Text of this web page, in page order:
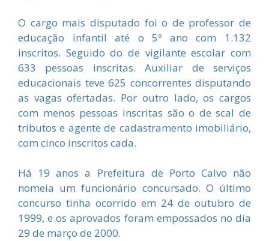
O cargo mais disputado foi o de professor de
educação infantil até o 5º ano com 1.132
inscritos. Seguido do de vigilante escolar com
633 pessoas inscritas. Auxiliar de serviços
educacionais teve 625 concorrentes disputando
as vagas ofertadas. Por outro lado, os cargos
com menos pessoas inscritas são o de scal de
tributos e agente de cadastramento imobiliário,
com cinco inscritos cada.
Há 19 anos a Prefeitura de Porto Calvo não
nomeia um funcionário concursado. O último
concurso tinha ocorrido em 24 de outubro de
1999, e os aprovados foram empossados no dia
29 de março de 2000.